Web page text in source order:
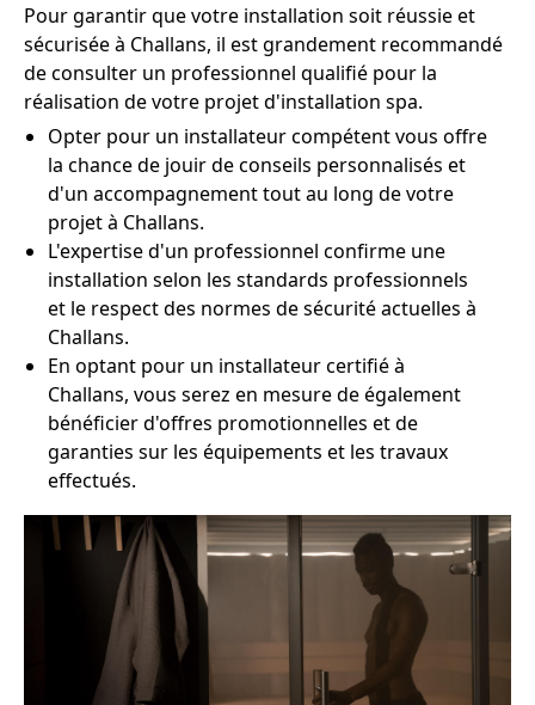
Pour garantir que votre installation soit réussie et
sécurisée à Challans, il est grandement recommandé
de consulter un professionnel qualifié pour la
réalisation de votre projet d'installation spa.
Opter pour un installateur compétent vous offre
la chance de jouir de conseils personnalisés et
d'un accompagnement tout au long de votre
projet à Challans.
L'expertise d'un professionnel confirme une
installation selon les standards professionnels
et le respect des normes de sécurité actuelles à
Challans.
En optant pour un installateur certifié à
Challans, vous serez en mesure de également
bénéficier d'offres promotionnelles et de
garanties sur les équipements et les travaux
effectués.